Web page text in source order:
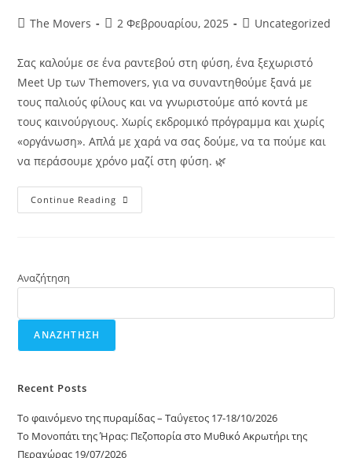
The Movers 2 Φεβρουαρίου, 2025 Uncategorized
Σας καλούμε σε ένα ραντεβού στη φύση, ένα ξεχωριστό
Meet Up των Themovers, για να συναντηθούμε ξανά με
τους παλιούς φίλους και να γνωριστούμε από κοντά με
τους καινούργιους. Χωρίς εκδρομικό πρόγραμμα και χωρίς
«οργάνωση». Απλά με χαρά να σας δούμε, να τα πούμε και
να περάσουμε χρόνο μαζί στη φύση. 🌿
Continue Reading
Αναζήτηση
ΑΝΑΖΉΤΗΣΗ
Recent Posts
Το φαινόμενο της πυραμίδας – Ταΰγετος 17-18/10/2026
Το Μονοπάτι της Ήρας: Πεζοπορία στο Μυθικό Ακρωτήρι της
Περαχώρας 19/07/2026